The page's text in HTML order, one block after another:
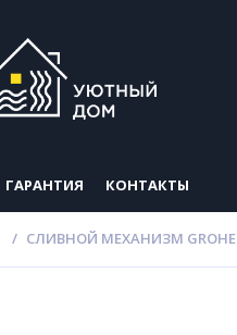
ГАРАНТИЯ КОНТАКТЫ
СЛИВНОЙ МЕХАНИЗМ GROHE